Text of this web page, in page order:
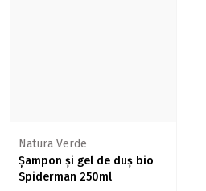
Natura Verde
Șampon și gel de duș bio
Spiderman 250ml